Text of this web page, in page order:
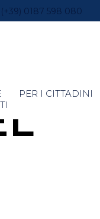
(+39) 0187 598 080
PER I CITTADINI